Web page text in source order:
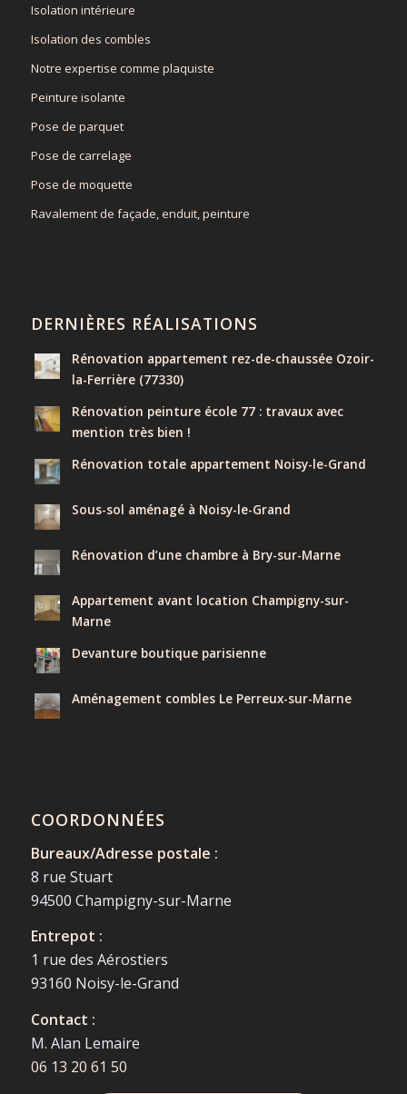
Isolation intérieure
Isolation des combles
Notre expertise comme plaquiste
Peinture isolante
Pose de parquet
Pose de carrelage
Pose de moquette
Ravalement de façade, enduit, peinture
DERNIÈRES RÉALISATIONS
Rénovation appartement rez-de-chaussée Ozoir-
la-Ferrière (77330)
Rénovation peinture école 77 : travaux avec
mention très bien !
Rénovation totale appartement Noisy-le-Grand
Sous-sol aménagé à Noisy-le-Grand
Rénovation d’une chambre à Bry-sur-Marne
Appartement avant location Champigny-sur-
Marne
Devanture boutique parisienne
Aménagement combles Le Perreux-sur-Marne
COORDONNÉES
Bureaux/Adresse postale :
8 rue Stuart
94500 Champigny-sur-Marne
Entrepot :
1 rue des Aérostiers
93160 Noisy-le-Grand
Contact :
M. Alan Lemaire
06 13 20 61 50